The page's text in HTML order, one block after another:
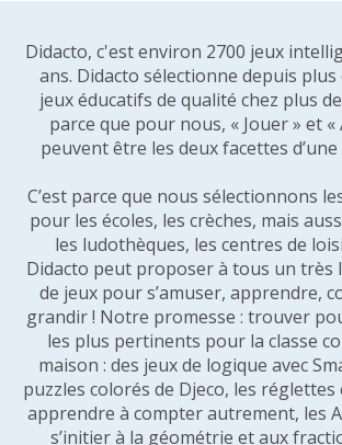
Didacto, c'est environ 2700 jeux
ans. Didacto sélectionne depuis plus
jeux éducatifs de qualité chez plus
parce que pour nous, « Jouer » et
peuvent être les deux facettes
C’est parce que nous sélectionnons
pour les écoles, les crèches, mais
les ludothèques, les centres de
Didacto peut proposer à tous un très
de jeux pour s’amuser, apprendre,
grandir ! Notre promesse : trouver
les plus pertinents pour la classe
maison : des jeux de logique avec
puzzles colorés de Djeco, les
apprendre à compter autrement, les
s’initier à la géométrie et aux